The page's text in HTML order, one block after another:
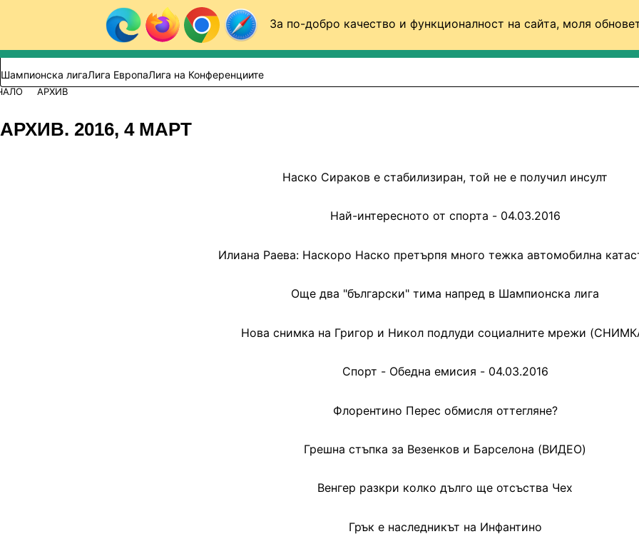
За по-добро качество и функционалност на сайта, моля
Към съдържанието
Търси в сайта
ВИДЕО ФУТБОЛ (БГ)
Шампионска лигаЛига ЕвропаЛига на Конференциите
АРХИВ
АРХИВ. 2016, 4 МАРТ
Наско Сираков е стабилизиран, той не е получил инсулт
Най-интересното от спорта - 04.03.2016
Илиана Раева: Наскоро Наско претърпя много тежка автомобилна
Още два "български" тима напред в Шампионска лига
Нова снимка на Григор и Никол подлуди социалните мрежи
Спорт - Обедна емисия - 04.03.2016
Флорентино Перес обмисля оттегляне?
Грешна стъпка за Везенков и Барселона (ВИДЕО)
Венгер разкри колко дълго ще отсъства Чех
Грък е наследникът на Инфантино